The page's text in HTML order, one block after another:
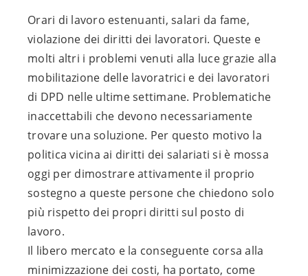
Orari di lavoro estenuanti, salari da fame,
violazione dei diritti dei lavoratori. Queste e
molti altri i problemi venuti alla luce grazie alla
mobilitazione delle lavoratrici e dei lavoratori
di DPD nelle ultime settimane. Problematiche
inaccettabili che devono necessariamente
trovare una soluzione. Per questo motivo la
politica vicina ai diritti dei salariati si è mossa
oggi per dimostrare attivamente il proprio
sostegno a queste persone che chiedono solo
più rispetto dei propri diritti sul posto di
lavoro.
Il libero mercato e la conseguente corsa alla
minimizzazione dei costi, ha portato, come